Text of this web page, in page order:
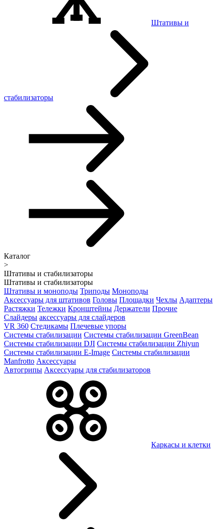
Штативы и
стабилизаторы
Каталог
>
Штативы и стабилизаторы
Штативы и стабилизаторы
Штативы и моноподы Триподы Моноподы
Аксессуары для штативов Головы Площадки Чехлы Адаптеры
Растяжки Тележки Кронштейны Держатели Прочие
Слайдеры аксессуары для слайдеров
VR 360 Стедикамы Плечевые упоры
Системы стабилизации Системы стабилизации GreenBean
Системы стабилизации DJI Системы стабилизации Zhiyun
Системы стабилизации E-Image Системы стабилизации
Manfrotto Аксессуары
Автогрипы Аксессуары для стабилизаторов
Каркасы и клетки